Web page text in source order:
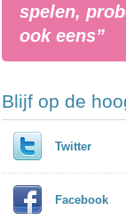
spelen,
ook eens”
Blijf op de
Twitter
Facebook